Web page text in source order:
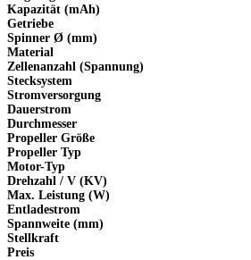
Kapazität (mAh)
Getriebe
Spinner Ø (mm)
Material
Zellenanzahl (Spannung)
Stecksystem
Stromversorgung
Dauerstrom
Durchmesser
Propeller Größe
Propeller Typ
Motor-Typ
Drehzahl / V (KV)
Max. Leistung (W)
Entladestrom
Spannweite (mm)
Stellkraft
Preis